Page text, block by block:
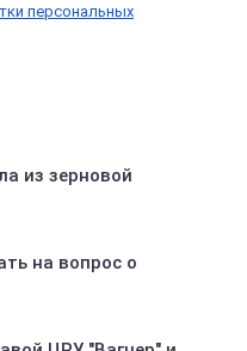
персональных
из зерновой
на вопрос о